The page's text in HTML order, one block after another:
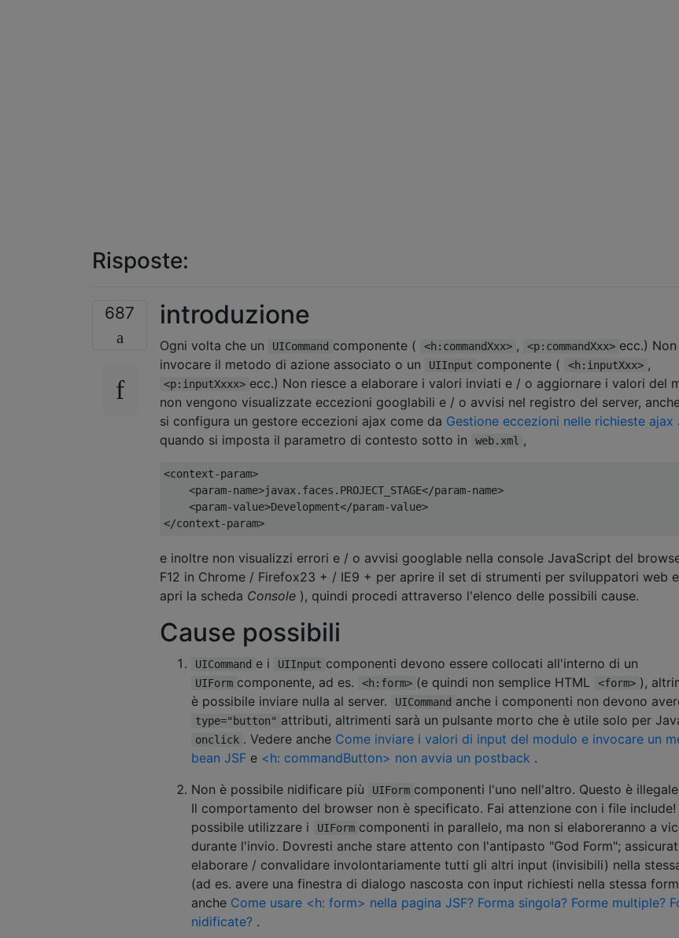
Risposte:
687 introduzione
Ogni volta che un UICommand componente ( <h:commandXxx> , <p:commandXxx> ecc.)
invocare il metodo di azione associato o un
UIInput componente ( <h:inputXxx> ,
<p:inputXxxx> ecc.) Non riesce a elaborare i valori inviati e / o aggiornare i valori del
non vengono visualizzate eccezioni googlabili e / o avvisi nel registro del server,
si configura un gestore eccezioni ajax come da Gestione eccezioni nelle richieste ajax
quando si imposta il parametro di contesto sotto in
web.xml ,
<context-param>
<param-name>javax.faces.PROJECT_STAGE</param-name>
<param-value>Development</param-value>
</context-param>
e inoltre non visualizzi errori e / o avvisi googlable nella console JavaScript del
F12 in Chrome / Firefox23 + / IE9 + per aprire il set di strumenti per sviluppatori web
apri la scheda Console ), quindi procedi attraverso l'elenco delle possibili cause.
Cause possibili
UICommand e i UIInput componenti devono essere collocati all'interno di un
UIForm componente, ad es. <h:form> (e quindi non semplice HTML <form> ),
è possibile inviare nulla al server.
UICommand anche i componenti non devono
type="button" attributi, altrimenti sarà un pulsante morto che è utile solo per
onclick . Vedere anche Come inviare i valori di input del modulo e invocare un
bean JSF e <h: commandButton> non avvia un postback .
Non è possibile nidificare più
UIForm componenti l'uno nell'altro. Questo è
Il comportamento del browser non è specificato. Fai attenzione con i file include!
possibile utilizzare i
UIForm componenti in parallelo, ma non si elaboreranno a
durante l'invio. Dovresti anche stare attento con l'antipasto "God Form";
elaborare / convalidare involontariamente tutti gli altri input (invisibili) nella
(ad es. avere una finestra di dialogo nascosta con input richiesti nella stessa
anche Come usare <h: form> nella pagina JSF? Forma singola? Forme multiple?
nidificate? .